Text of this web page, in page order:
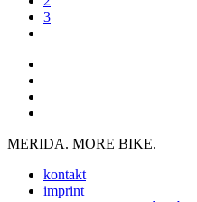
3
MERIDA. MORE BIKE.
kontakt
imprint